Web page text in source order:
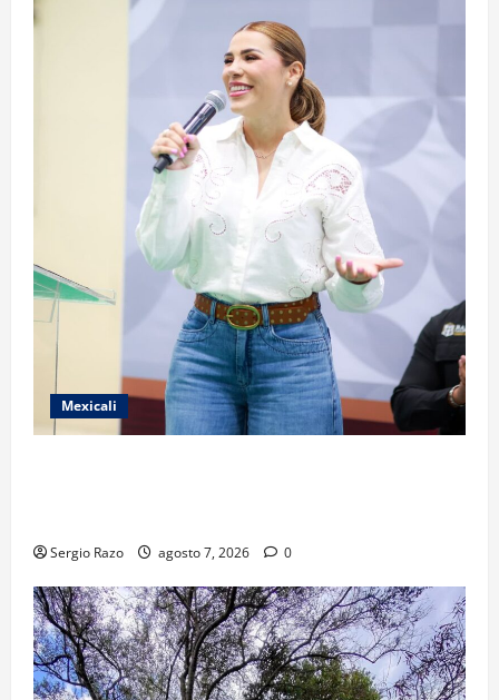
Mexicali
Sergio Razo agosto 7, 2026 0